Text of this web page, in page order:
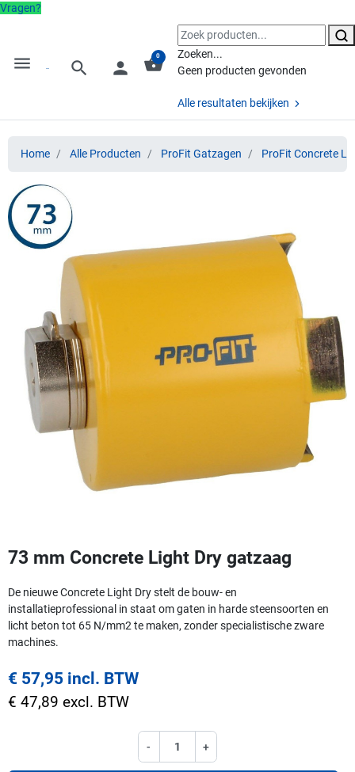
Vragen?
menu search person shopping_basket
0
Zoeken...
Geen producten gevonden
Alle resultaten bekijken
Home Alle Producten ProFit Gatzagen ProFit Concrete
73 mm Concrete Light Dry gatzaag
De nieuwe Concrete Light Dry stelt de bouw- en
installatieprofessional in staat om gaten in harde steensoorten en
licht beton tot 65 N/mm2 te maken, zonder specialistische zware
machines.
€ 57,95 incl. BTW
€ 47,89 excl. BTW
- +